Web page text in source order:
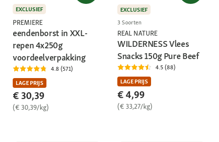
EXCLUSIEF
PREMIERE
eendenborst in XXL-
repen 4x250g
voordeelverpakking
4.8 (571)
LAGE PRIJS
€ 30,39
(€ 30,39/kg)
EXCLUSIEF
3 Soorten
REAL NATURE
WILDERNESS Vlees
Snacks 150g Pure Beef
4.5 (88)
LAGE PRIJS
€ 4,99
(€ 33,27/kg)